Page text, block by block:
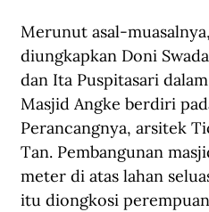
Merunut asal-
diungkapkan Doni
dan Ita Puspitasari dalam
Masjid Angke berdiri
Perancangnya, arsitek
Tan. Pembangunan
meter di atas lahan
itu diongkosi